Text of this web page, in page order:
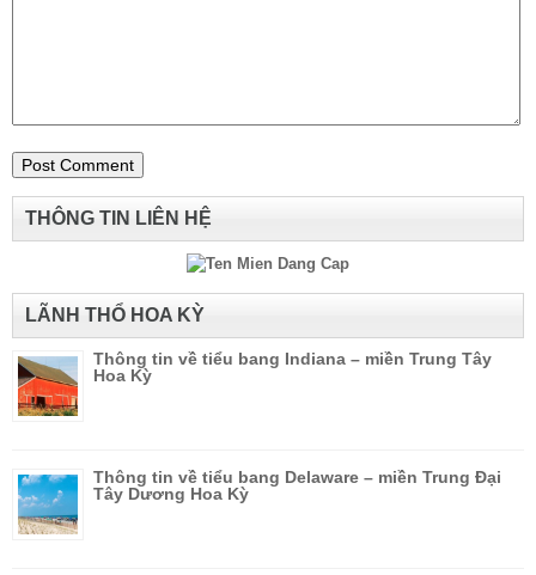
THÔNG TIN LIÊN HỆ
LÃNH THỔ HOA KỲ
Thông tin về tiểu bang Indiana – miền Trung Tây
Hoa Kỳ
Thông tin về tiểu bang Delaware – miền Trung Đại
Tây Dương Hoa Kỳ